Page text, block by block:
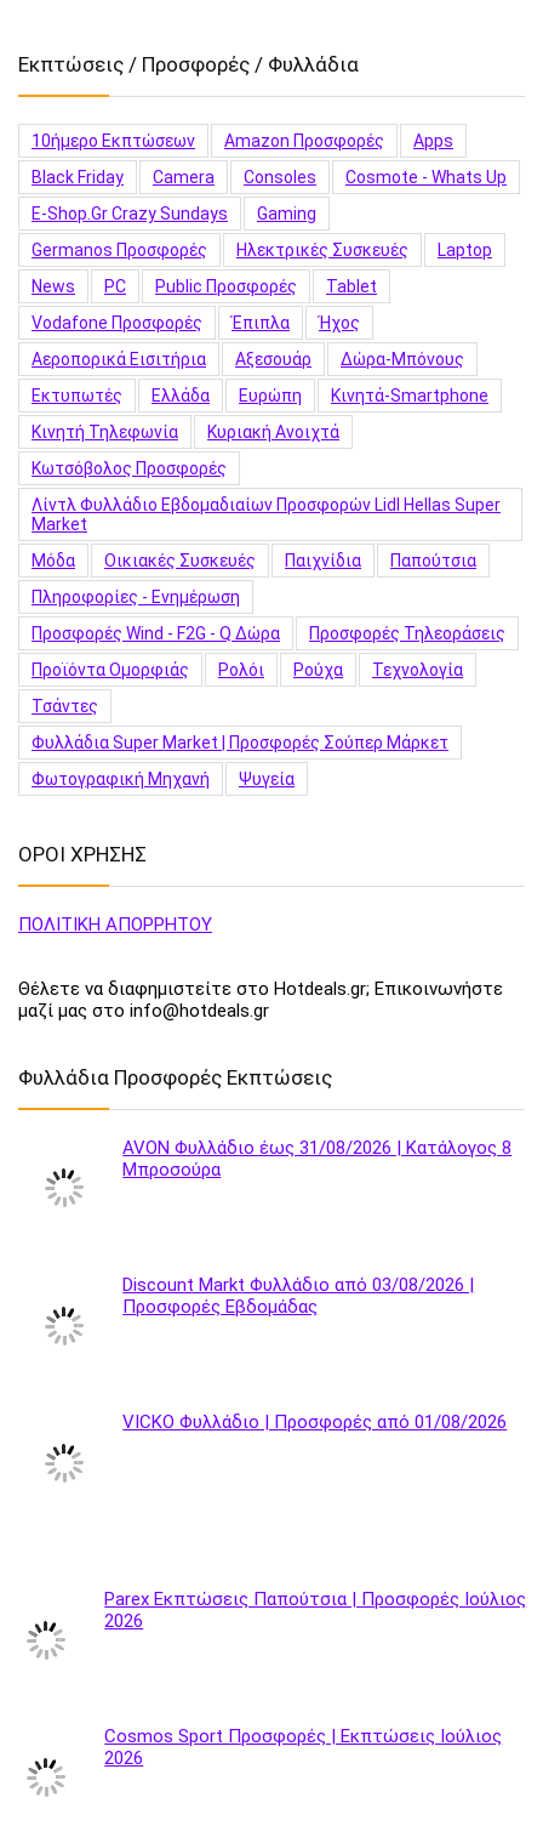
Εκπτώσεις / Προσφορές / Φυλλάδια
10ήμερο Εκπτώσεων Amazon Προσφορές
Apps
Black Friday
Camera Consoles
Cosmote - Whats Up
E-Shop.gr Crazy Sundays
Gaming
Germanos Προσφορές
Hλεκτρικές Συσκευές
Laptop
News
PC Public Προσφορές
Tablet
Vodafone Προσφορές
Έπιπλα
Ήχος
Αεροπορικά Εισιτήρια
Αξεσουάρ
Δώρα-Μπόνους
Εκτυπωτές
Ελλάδα Ευρώπη
Κινητά-Smartphone
Κινητή Τηλεφωνία
Κυριακή Ανοιχτά
Κωτσόβολος Προσφορές
Λίντλ Φυλλάδιο Εβδομαδιαίων Προσφορών Lidl Hellas Super
Market
Μόδα
Οικιακές Συσκευές Παιχνίδια
Παπούτσια
Πληροφορίες - Ενημέρωση
Προσφορές Wind - F2G - Q Δώρα
Προσφορές Τηλεοράσεις
Προϊόντα Ομορφιάς
Ρολόι Ρούχα
Τεχνολογία
Τσάντες
Φυλλάδια Super Market | Προσφορές Σούπερ Μάρκετ
Φωτογραφική Μηχανή
Ψυγεία
ΟΡΟΙ ΧΡΗΣΗΣ
ΠΟΛΙΤΙΚΗ ΑΠΟΡΡΗΤΟΥ
Θέλετε να διαφημιστείτε στο Hotdeals.gr; Επικοινωνήστε
μαζί μας στο info@hotdeals.gr
Φυλλάδια Προσφορές Εκπτώσεις
AVON Φυλλάδιο έως 31/08/2026 | Κατάλογος 8
Μπροσούρα
Discount Markt Φυλλάδιο από 03/08/2026 |
Προσφορές Εβδομάδας
VICKO Φυλλάδιο | Προσφορές από 01/08/2026
Parex Εκπτώσεις Παπούτσια | Προσφορές Ιούλιος
2026
Cosmos Sport Προσφορές | Εκπτώσεις Ιούλιος
2026